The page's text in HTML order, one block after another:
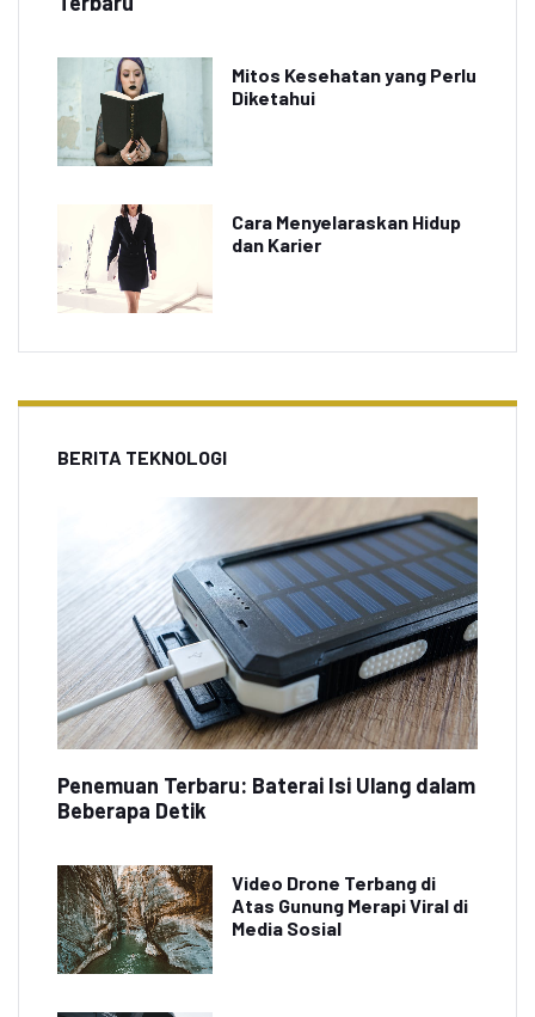
Mitos Kesehatan yang Perlu
Diketahui
Cara Menyelaraskan Hidup
dan Karier
BERITA TEKNOLOGI
Penemuan Terbaru: Baterai Isi Ulang dalam
Beberapa Detik
Video Drone Terbang di
Atas Gunung Merapi Viral di
Media Sosial